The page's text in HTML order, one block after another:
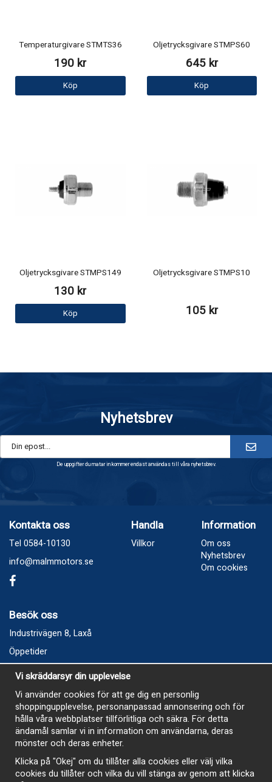
Temperaturgivare STMTS36
190 kr
Köp
Oljetrycksgivare STMPS60
645 kr
Köp
Oljetrycksgivare STMPS149
130 kr
Köp
Oljetrycksgivare STMPS10
105 kr
Nyhetsbrev
De uppgifter du matar in kommer endast användas till våra nyhetsbrev.
Kontakta oss
Tel 0584-10130
info@malmmotors.se
Handla
Villkor
Information
Om oss
Nyhetsbrev
Om cookies
Besök oss
Industrivägen 8, Laxå
Öppetider
Vecka 32
Måndag kl 9-12, kl 13 - 15
Onsdag kl 9-12, kl 13 - 15
Tisdag, Tordag och Fredag stängt
E-Handelsbutiken är öppen och paket skickas hela
sommaren
Vi skräddarsyr din upplevelse
Vi använder cookies för att ge dig en personlig
shoppingupplevelse, personanpassad annonsering och för
hålla våra webbplatser tillförlitliga och säkra. För detta
ändamål samlar vi in information om användarna, deras
mönster och deras enheter.
Klicka på "Okej" om du tillåter alla cookies eller välj vilka
cookies du tillåter och vilka du vill stänga av genom att klicka